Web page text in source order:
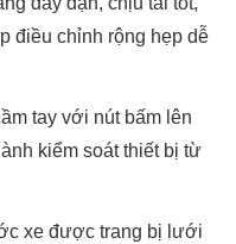
điều chỉnh rộng hẹp dễ
tay với nút bấm lên
kiểm soát thiết bị từ
xe được trang bị lưới